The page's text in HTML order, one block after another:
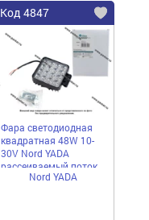
Код 4847
Фара светодиодная
квадратная 48W 10-
30V Nord YADA
рассеиваемый поток
Nord YADA